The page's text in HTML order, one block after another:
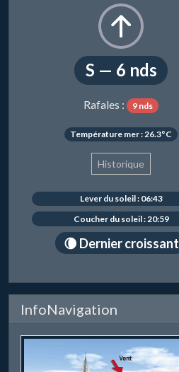
S — 6 nds
Rafales : 9 nds
Température mer : 26.3°C
Historique
Lever du soleil : 06:43
Coucher du soleil : 20:59
🌘 Dernier croissant
InfoNavigation